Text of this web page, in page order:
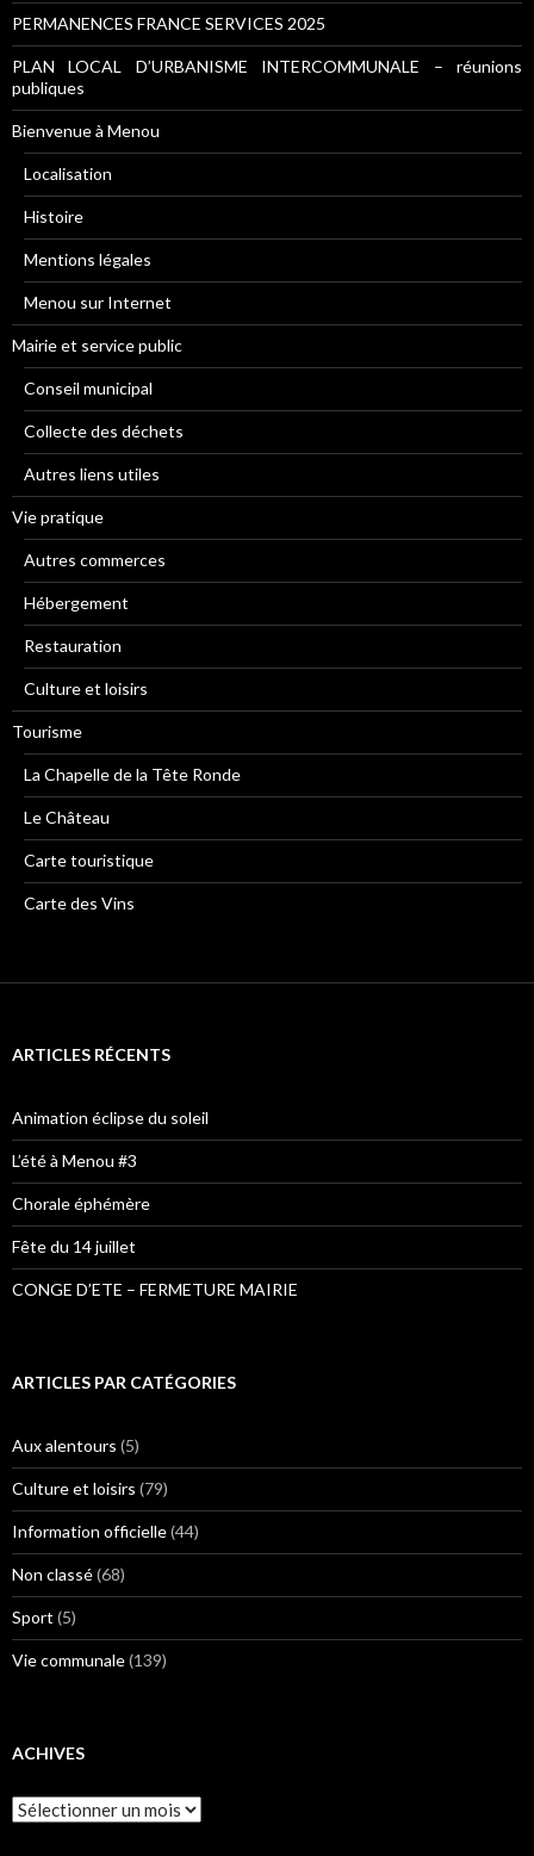
PERMANENCES FRANCE SERVICES 2025
PLAN LOCAL D’URBANISME INTERCOMMUNALE – réunions
publiques
Bienvenue à Menou
Localisation
Histoire
Mentions légales
Menou sur Internet
Mairie et service public
Conseil municipal
Collecte des déchets
Autres liens utiles
Vie pratique
Autres commerces
Hébergement
Restauration
Culture et loisirs
Tourisme
La Chapelle de la Tête Ronde
Le Château
Carte touristique
Carte des Vins
ARTICLES RÉCENTS
Animation éclipse du soleil
L’été à Menou #3
Chorale éphémère
Fête du 14 juillet
CONGE D’ETE – FERMETURE MAIRIE
ARTICLES PAR CATÉGORIES
Aux alentours (5)
Culture et loisirs (79)
Information officielle(44)
Non classé(68)
Sport (5)
Vie communale(139)
ACHIVES
Achives